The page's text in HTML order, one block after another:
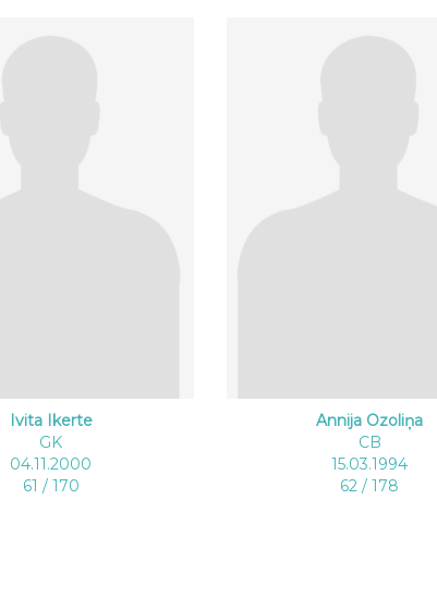
Ivita Ikerte
GK
04.11.2000
61 / 170
Annija Ozoliņa
CB
15.03.1994
62 / 178